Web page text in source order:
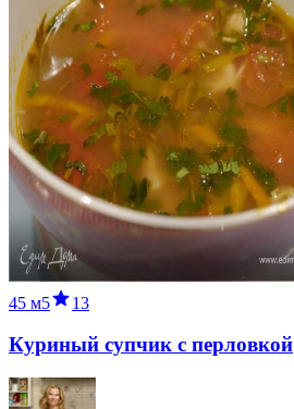
45 м5 13
Куриный супчик с перловкой